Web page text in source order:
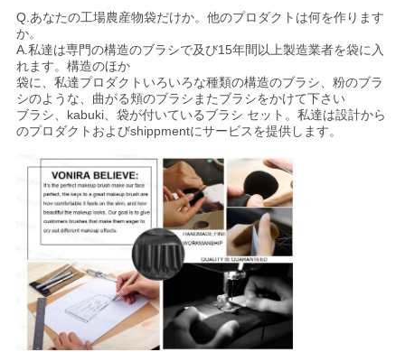
Q. あなたの工場農産物袋だけか。他のプロダクトは何を作ります
か。
A.私達は専門の構造のブラシで及び15年間以上製造業者を袋に入
れます。構造のほか
袋に、私達プロダクトいろいろな種類の構造のブラシ、粉のブラ
シのような、 曲がる頬のブラシまたブラシをかけて下さい
ブラシ、kabuki、袋が付いているブラシ セット。私達は設計から
のプロダクトおよびshippmentにサービスを提供します。